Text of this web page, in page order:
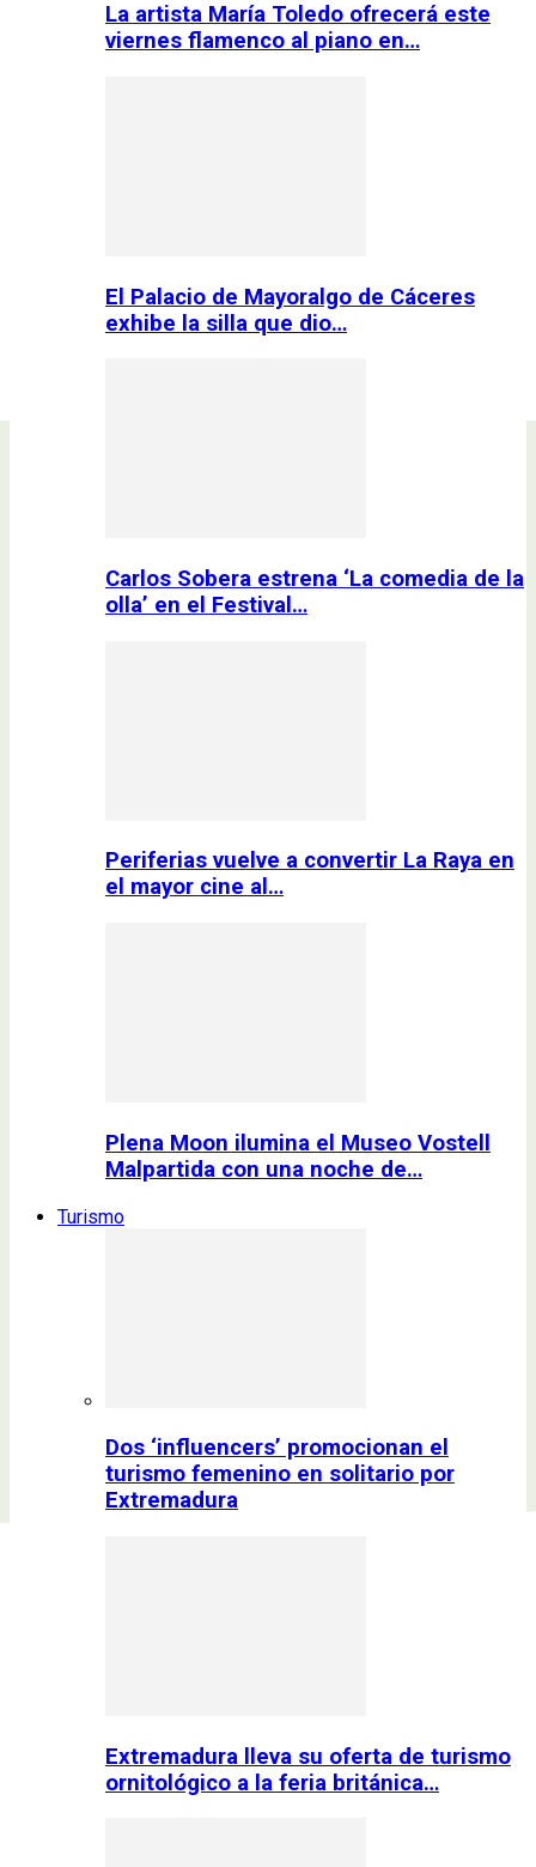
La artista María Toledo ofrecerá este
viernes flamenco al piano en…
El Palacio de Mayoralgo de Cáceres
exhibe la silla que dio…
Carlos Sobera estrena ‘La comedia de la
olla’ en el Festival…
Periferias vuelve a convertir La Raya en
el mayor cine al…
Plena Moon ilumina el Museo Vostell
Malpartida con una noche de…
Turismo
Dos ‘influencers’ promocionan el
turismo femenino en solitario por
Extremadura
Extremadura lleva su oferta de turismo
ornitológico a la feria británica…